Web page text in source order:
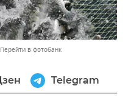
Перейти в фотобанк
Telegram